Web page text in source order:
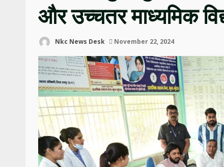
और उच्चतर माध्यमिक
Nkc News Desk November 22, 2024